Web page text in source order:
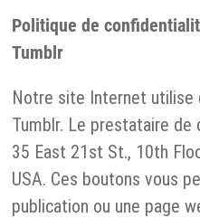
Politique de
Tumblr
Notre site Internet utilise
Tumblr. Le prestataire de
35 East 21st St., 10th
USA. Ces boutons vous
publication ou une page